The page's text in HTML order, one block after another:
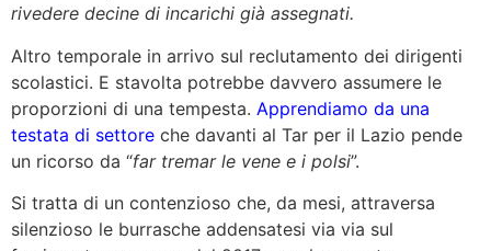
rivedere decine di incarichi già assegnati.
Altro temporale in arrivo sul reclutamento dei dirigenti
scolastici. E stavolta potrebbe davvero assumere le
proporzioni di una tempesta. Apprendiamo da una
testata di settore che davanti al Tar per il Lazio pende
un ricorso da “far tremar le vene e i polsi”.
Si tratta di un contenzioso che, da mesi, attraversa
silenzioso le burrasche addensatesi via via sul